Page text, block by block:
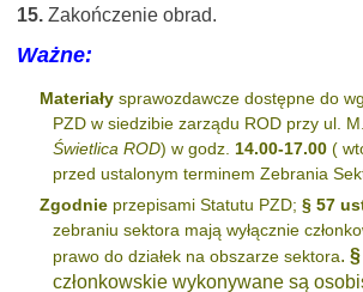
15. Zakończenie obrad.
Ważne:
Materiałysprawozdawcze dostępne do
PZD w siedzibie zarządu ROD przy ul.
Świetlica ROD) w godz.14.00-17.00 (
przed ustalonym terminem Zebrania
Zgodnie przepisami Statutu PZD; § 57
zebraniu sektora mają wyłącznie
prawo do działek na obszarze sektora.
członkowskie wykonywane są